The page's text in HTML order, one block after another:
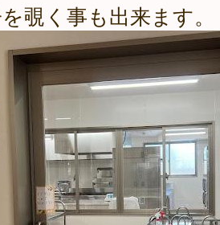
覗く事も出来ます。